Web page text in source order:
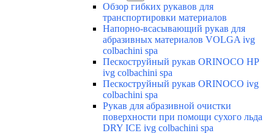
Обзор гибких рукавов для
транспортировки материалов
Напорно-всасывающий рукав для
абразивных материалов VOLGA ivg
colbachini spa
Пескоструйный рукав ORINOCO HP
ivg colbachini spa
Пескоструйный рукав ORINOCO ivg
colbachini spa
Рукав для абразивной очистки
поверхности при помощи сухого льда
DRY ICE ivg colbachini spa